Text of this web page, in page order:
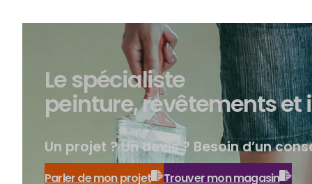
Le spécialiste
peinture, revêtements et
Un projet ? Un devis ? Besoin d’un
Parler de mon projet Trouver mon magasin